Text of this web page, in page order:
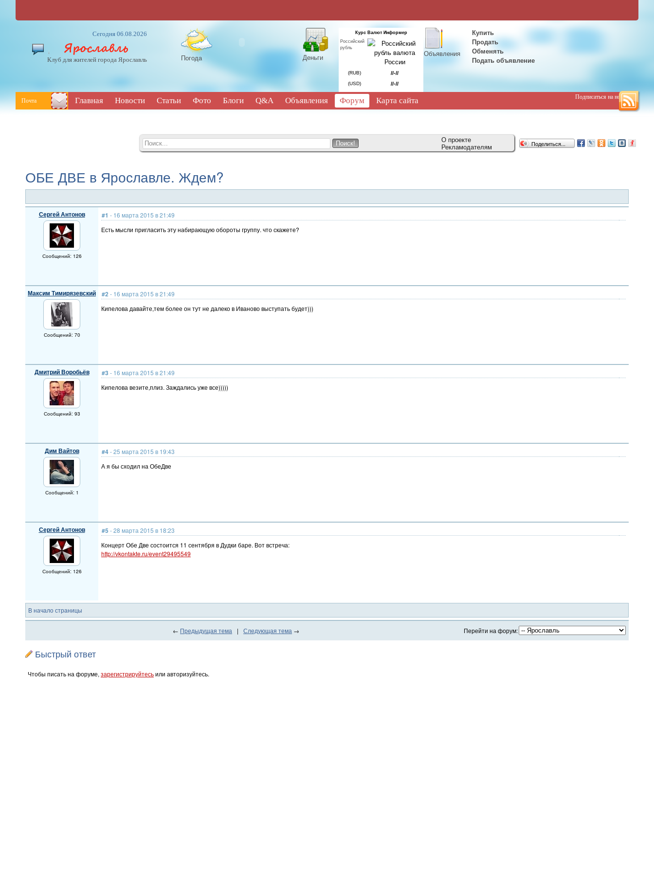
Сегодня 06.08.2026
Клуб для жителей города Ярославль Погода Деньги
Курс Валют Информер
Российский
рубль
(RUB) //-//
(USD) //-//
Объявления
Купить
Продать
Обменять
Подать объявление
Почта Главная Новости Статьи Фото Блоги Q&A Объявления Форум Карта сайта Подписаться на новости
О проекте
Рекламодателям Поделиться...
ОБЕ ДВЕ в Ярославле. Ждем?
Сергей Антонов
Сообщений: 126
#1 - 16 марта 2015 в 21:49
Есть мысли пригласить эту набирающую обороты группу. что скажете?
Максим Тимирязевский
Сообщений: 70
#2 - 16 марта 2015 в 21:49
Кипелова давайте,тем более он тут не далеко в Иваново выступать будет)))
Дмитрий Воробьёв
Сообщений: 93
#3 - 16 марта 2015 в 21:49
Кипелова везите,плиз. Заждались уже все)))))
Дим Вайтов
Сообщений: 1
#4- 25 марта 2015 в 19:43
А я бы сходил на ОбеДве
Сергей Антонов
Сообщений: 126
#5 - 28 марта 2015 в 18:23
Концерт Обе Две состоится 11 сентября в Дудки баре. Вот встреча:
http://vkontakte.ru/event29495549
В начало страницы
← Предыдущая тема | Следующая тема → Перейти на форум:
Быстрый ответ
Чтобы писать на форуме, зарегистрируйтесьили авторизуйтесь.